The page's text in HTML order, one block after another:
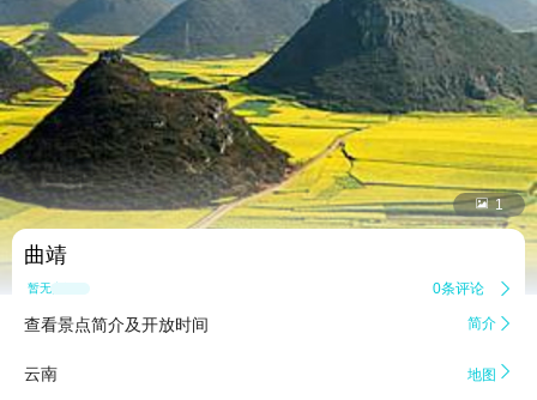
 1
曲靖
暂无点评 0条评论 
查看景点简介及开放时间 简介 
云南 地图 
